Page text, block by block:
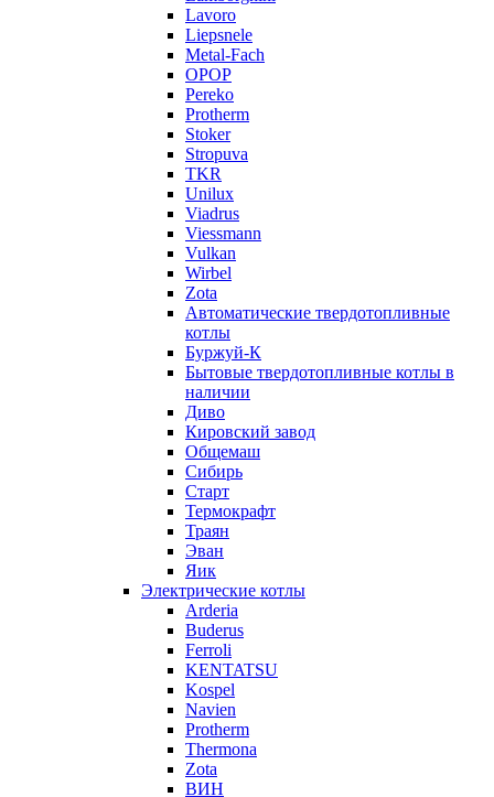
Lavoro
Liepsnele
Metal-Fach
OPOP
Pereko
Protherm
Stoker
Stropuva
TKR
Unilux
Viadrus
Viessmann
Vulkan
Wirbel
Zota
Автоматические твердотопливные
котлы
Буржуй-К
Бытовые твердотопливные котлы в
наличии
Диво
Кировский завод
Общемаш
Сибирь
Старт
Термокрафт
Траян
Эван
Яик
Электрические котлы
Arderia
Buderus
Ferroli
KENTATSU
Kospel
Navien
Protherm
Thermona
Zota
ВИН